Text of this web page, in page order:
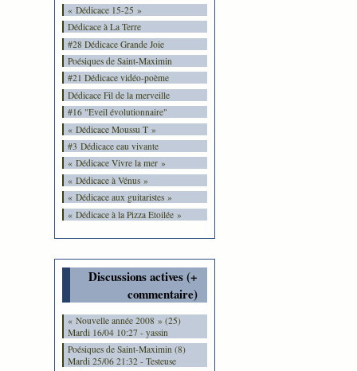
« Dédicace 15-25 »
Dédicace à La Terre
#28 Dédicace Grande Joie
Poésiques de Saint-Maximin
#21 Dédicace vidéo-poème
Dédicace Fil de la merveille
#16 "Eveil évolutionnaire"
« Dédicace Moussu T »
#3 Dédicace eau vivante
« Dédicace Vivre la mer »
« Dédicace à Vénus »
« Dédicace aux guitaristes »
« Dédicace à la Pizza Etoilée »
Discussions actives (+
commentaire)
« Nouvelle année 2008 » (25)
Mardi 16/04 10:27 - yassin
Poésiques de Saint-Maximin (8)
Mardi 25/06 21:32 - Testeuse